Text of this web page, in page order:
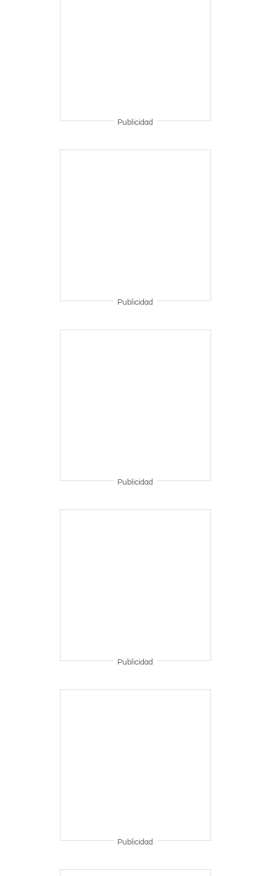
Publicidad
Publicidad
Publicidad
Publicidad
Publicidad